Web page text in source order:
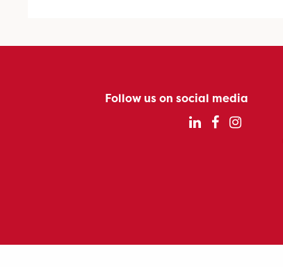
Follow us on social media